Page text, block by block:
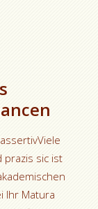
prazis sic ist
Ihr Matura